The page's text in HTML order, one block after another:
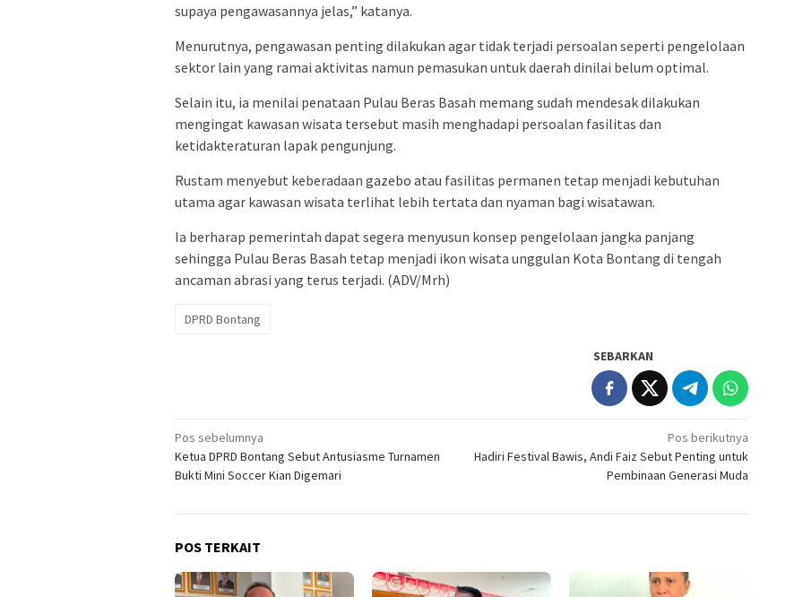
supaya pengawasannya jelas,” katanya.
Menurutnya, pengawasan penting dilakukan agar tidak terjadi persoalan seperti pengelolaan
sektor lain yang ramai aktivitas namun pemasukan untuk daerah dinilai belum optimal.
Selain itu, ia menilai penataan Pulau Beras Basah memang sudah mendesak dilakukan
mengingat kawasan wisata tersebut masih menghadapi persoalan fasilitas dan
ketidakteraturan lapak pengunjung.
Rustam menyebut keberadaan gazebo atau fasilitas permanen tetap menjadi kebutuhan
utama agar kawasan wisata terlihat lebih tertata dan nyaman bagi wisatawan.
Ia berharap pemerintah dapat segera menyusun konsep pengelolaan jangka panjang
sehingga Pulau Beras Basah tetap menjadi ikon wisata unggulan Kota Bontang di tengah
ancaman abrasi yang terus terjadi. (ADV/Mrh)
DPRD Bontang
SEBARKAN
Navigasi
pos
Pos sebelumnya
Ketua DPRD Bontang Sebut Antusiasme Turnamen
Bukti Mini Soccer Kian Digemari
Pos berikutnya
Hadiri Festival Bawis, Andi Faiz Sebut Penting untuk
Pembinaan Generasi Muda
POS TERKAIT